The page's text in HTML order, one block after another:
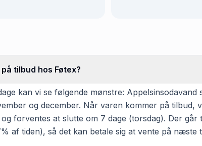
tilbud hos Føtex?
kan vi se følgende mønstre:
og december. Når varen kommer på tilbud,
forventes at slutte om 7 dage (torsdag). Der går
af tiden), så det kan betale sig at vente på næste